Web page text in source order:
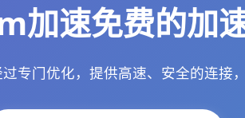
加速免费的加
专门优化，提供高速、安全的连接